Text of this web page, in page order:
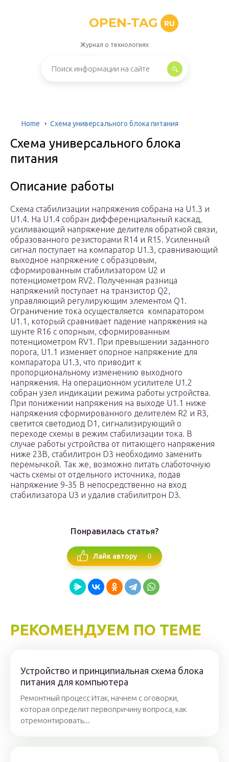
OPEN-TAG RU
Журнал о технологиях
Home Схема универсального блока питания
Схема универсального блока
питания
Описание работы
Схема стабилизации напряжения собрана на U1.3 и
U1.4. На U1.4 собран дифференциальный каскад,
усиливающий напряжение делителя обратной связи,
образованного резисторами R14 и R15. Усиленный
сигнал поступает на компаратор U1.3, сравнивающий
выходное напряжение с образцовым,
сформированным стабилизатором U2 и
потенциометром RV2. Полученная разница
напряжений поступает на транзистор Q2,
управляющий регулирующим элементом Q1.
Ограничение тока осуществляется компаратором
U1.1, который сравнивает падение напряжения на
шунте R16 с опорным, сформированным
потенциометром RV1. При превышении заданного
порога, U1.1 изменяет опорное напряжение для
компаратора U1.3, что приводит к
пропорциональному изменению выходного
напряжения. На операционном усилителе U1.2
собран узел индикации режима работы устройства.
При понижении напряжения на выходе U1.1 ниже
напряжения сформированного делителем R2 и R3,
светится светодиод D1, сигнализирующий о
переходе схемы в режим стабилизации тока. В
случае работы устройства от питающего напряжения
ниже 23В, стабилитрон D3 необходимо заменить
перемычкой. Так же, возможно питать слаботочную
часть схемы от отдельного источника, подав
напряжение 9-35 В непосредственно на вход
стабилизатора U3 и удалив стабилитрон D3.
Понравилась статья?
Лайк автору 0
РЕКОМЕНДУЕМ ПО ТЕМЕ
Устройство и принципиальная схема блока
питания для компьютера
Ремонтный процесс Итак, начнем с оговорки,
которая определит первопричину вопроса, как
отремонтировать...